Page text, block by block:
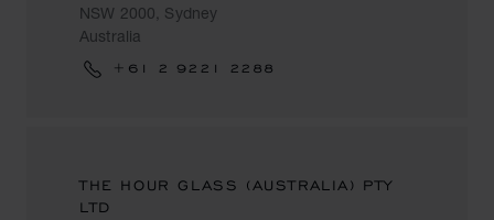
NSW 2000, Sydney
Australia
+61 2 9221 2288
THE HOUR GLASS (AUSTRALIA) PTY
LTD